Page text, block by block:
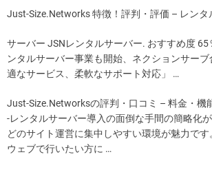
Just-Size.Networks 特徴！評判・評価 – レンタ
サーバー JSNレンタルサーバー. おすすめ度 65
ンタルサーバー事業も開始、ネクションサー
適なサービス、柔軟なサポート対応」 …
Just-Size.Networksの評判・口コミ – 料金・機
-レンタルサーバー導入の面倒な手間の簡略化
どのサイト運営に集中しやすい環境が魅力で
ウェブで行いたい方に …